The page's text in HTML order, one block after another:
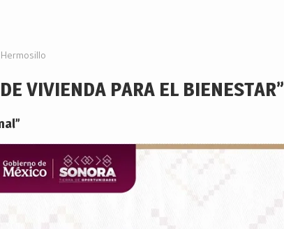
Hermosillo
VIVIENDA PARA EL BIENESTAR”